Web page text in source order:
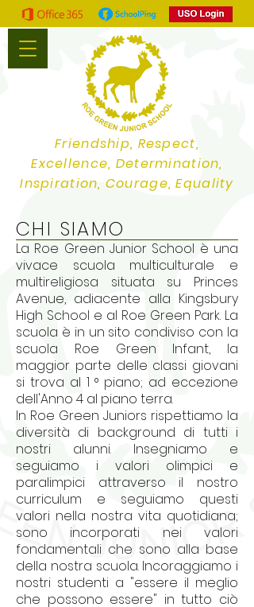
Friendship, Respect,
Excellence, Determination,
Inspiration, Courage, Equality
CHI SIAMO
La Roe Green Junior School è una
vivace scuola multiculturale e
multireligiosa situata su Princes
Avenue, adiacente alla Kingsbury
High School e al Roe Green Park. La
scuola è in un sito condiviso con la
scuola Roe Green Infant, la
maggior parte delle classi giovani
si trova al 1 ° piano; ad eccezione
dell'Anno 4 al piano terra.
In Roe Green Juniors rispettiamo la
diversità di background di tutti i
nostri alunni. Insegniamo e
seguiamo i valori olimpici e
paralimpici attraverso il nostro
curriculum e seguiamo questi
valori nella nostra vita quotidiana;
sono incorporati nei valori
fondamentali che sono alla base
della nostra scuola. Incoraggiamo i
nostri studenti a "essere il meglio
che possono essere" in tutto ciò